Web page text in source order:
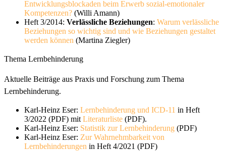
Entwicklungsblockaden beim Erwerb sozial-emotionaler
Kompetenzen? (Willi Amann)
Heft 3/2014: Verlässliche Beziehungen: Warum verlässliche
Beziehungen so wichtig sind und wie Beziehungen gestaltet
werden können (Martina Ziegler)
Thema Lernbehinderung
Aktuelle Beiträge aus Praxis und Forschung zum Thema
Lernbehinderung.
Karl-Heinz Eser: Lernbehinderung und ICD-11 in Heft
3/2022 (PDF) mit Literaturliste (PDF).
Karl-Heinz Eser: Statistik zur Lernbehinderung (PDF)
Karl-Heinz Eser: Zur Wahrnehmbarkeit von
Lernbehinderungen in Heft 4/2021 (PDF)